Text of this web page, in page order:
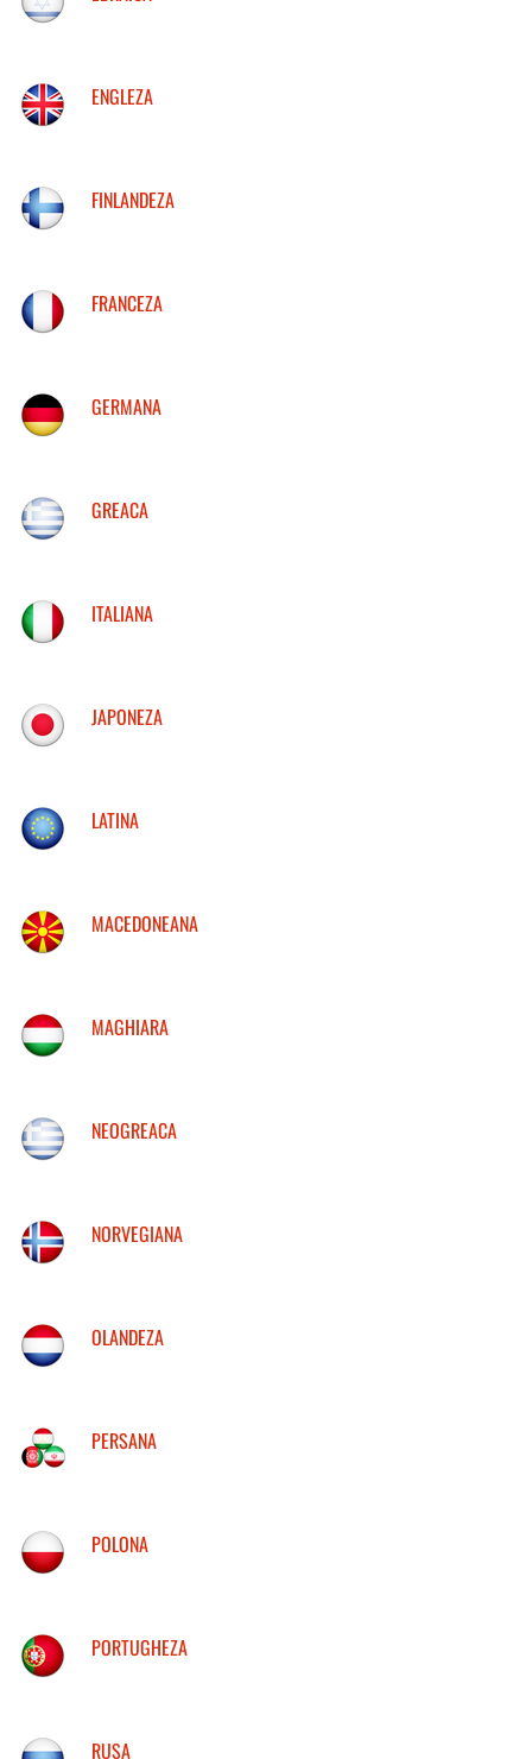
ENGLEZA
FINLANDEZA
FRANCEZA
GERMANA
GREACA
ITALIANA
JAPONEZA
LATINA
MACEDONEANA
MAGHIARA
NEOGREACA
NORVEGIANA
OLANDEZA
PERSANA
POLONA
PORTUGHEZA
RUSA